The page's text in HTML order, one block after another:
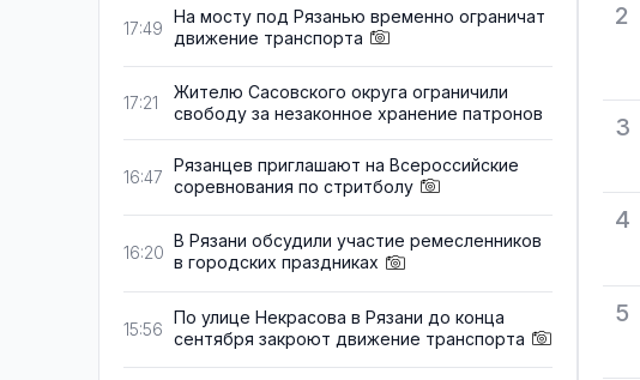
17:49
На мосту под Рязанью временно ограничат
движение транспорта
17:21
Жителю Сасовского округа ограничили
свободу за незаконное хранение патронов
16:47
Рязанцев приглашают на Всероссийские
соревнования по стритболу
16:20
В Рязани обсудили участие ремесленников
в городских праздниках
15:56
По улице Некрасова в Рязани до конца
сентября закроют движение транспорта
2
3
4
5